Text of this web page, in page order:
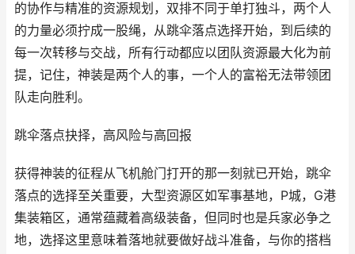
的协作与精准的资源规划，双排不同于单打独斗，两个人
的力量必须拧成一股绳，从跳伞落点选择开始，到后续的
每一次转移与交战，所有行动都应以团队资源最大化为前
提，记住，神装是两个人的事，一个人的富裕无法带领团
队走向胜利。
跳伞落点抉择，高风险与高回报
获得神装的征程从飞机舱门打开的那一刻就已开始，跳伞
落点的选择至关重要，大型资源区如军事基地，P城，G港
集装箱区，通常蕴藏着高级装备，但同时也是兵家必争之
地，选择这里意味着落地就要做好战斗准备，与你的搭档